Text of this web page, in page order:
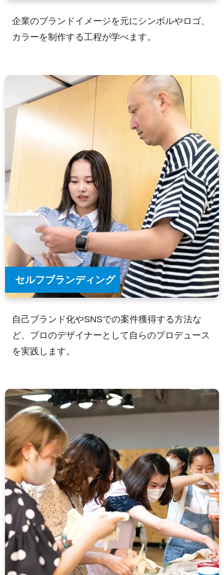
企業のブランドイメージを元にシンボルやロゴ、
カラーを制作する工程が学べます。
セルフブランディング
自己ブランド化やSNSでの案件獲得する方法な
ど、プロのデザイナーとして自らのプロデュース
を実践します。